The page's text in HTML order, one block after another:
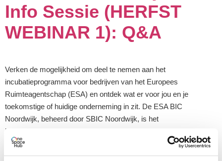
Info Sessie (HERFST
WEBINAR 1): Q&A
Verken de mogelijkheid om deel te nemen aan het
incubatieprogramma voor bedrijven van het Europees
Ruimteagentschap (ESA) en ontdek wat er voor jou en je
toekomstige of huidige onderneming in zit. De ESA BIC
Noordwijk, beheerd door SBIC Noordwijk, is het
bedrijfsincubatieprogramma van ESA dat oprichters en
ondernemers in staat stelt hun aan de ruimtevaart […]